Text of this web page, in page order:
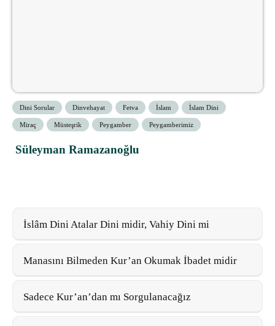
Dini Sorular Dinvehayat Fetva İslam İslam Dini
Miraç Müsteşrik Peygamber Peygamberimiz
Süleyman Ramazanoğlu
İslâm Dini Atalar Dini midir, Vahiy Dini mi
Manasını Bilmeden Kur’an Okumak İbadet midir
Sadece Kur’an’dan mı Sorgulanacağız